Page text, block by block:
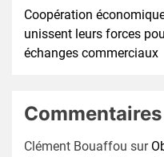
Coopération
unissent leurs forces
échanges commerciaux
Clément Bouaffou sur